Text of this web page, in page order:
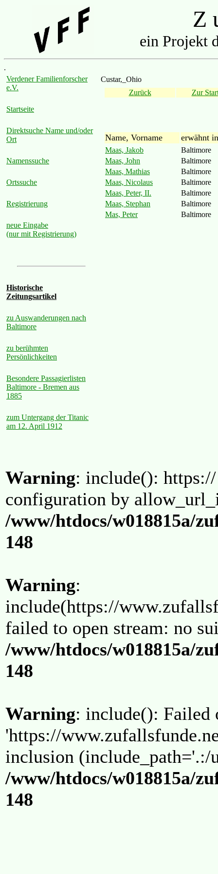
Z
ein Projekt
.
Verdener Familienforscher
e.V.
Startseite
Direktsuche Name und/oder
Ort
Namenssuche
Ortssuche
Registrierung
neue Eingabe
(nur mit Registrierung)
Historische
Zeitungsartikel
zu Auswanderungen nach
Baltimore
zu berühmten
Persönlichkeiten
Besondere Passagierlisten
Baltimore - Bremen aus
1885
zum Untergang der Titanic
am 12. April 1912
Custar,_Ohio
Zurück
Zur
Name, Vorname erwähnt in
Maas, Jakob
Baltimore
Maas, John
Baltimore
Maas, Mathias
Baltimore
Maas, Nicolaus
Baltimore
Maas, Peter, II.
Baltimore
Maas, Stephan
Baltimore
Mas, Peter
Baltimore
Warning: include():
configuration by
/www/htdocs/w018815a/
148
Warning:
include(https://
failed to open stream: no
/www/htdocs/w018815a/
148
Warning: include(): Failed
'https://
inclusion (include_path='.:/
/www/htdocs/w018815a/
148